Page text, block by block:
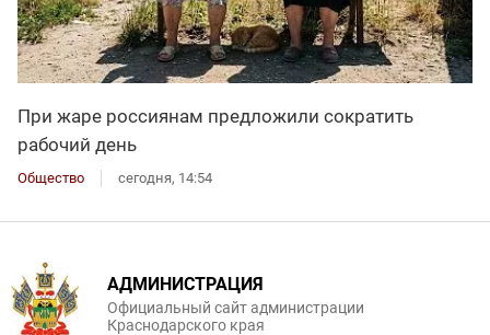
При жаре россиянам предложили сократить
рабочий день
Общество сегодня, 14:54
АДМИНИСТРАЦИЯ
Официальный сайт администрации
Краснодарского края